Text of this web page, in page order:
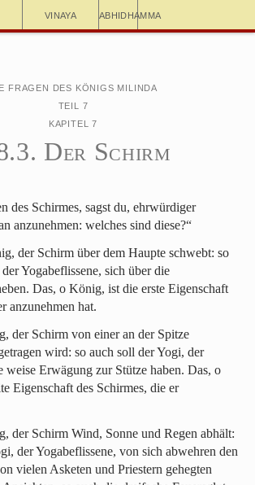
Vinaya Abhidhamma
Fragen des Königs Milinda
Teil 7
Kapitel 7
Der Schirm
des Schirmes, sagst du, ehrwürdiger
anzunehmen: welches sind diese?“
der Schirm über dem Haupte schwebt: so
Yogabeflissene, sich über die
Das, o König, ist die erste Eigenschaft
anzunehmen hat.
der Schirm von einer an der Spitze
wird: so auch soll der Yogi, der
weise Erwägung zur Stütze haben. Das, o
Eigenschaft des Schirmes, die er
der Schirm Wind, Sonne und Regen abhält:
der Yogabeflissene, von sich abwehren den
vielen Asketen und Priestern gehegten